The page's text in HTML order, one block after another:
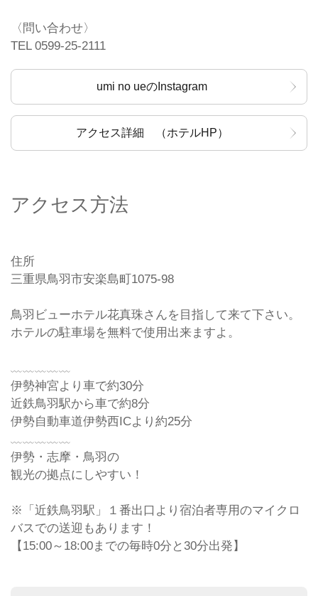
〈問い合わせ〉
TEL 0599-25-2111
umi no ueのInstagram
アクセス詳細 （ホテルHP）
アクセス方法
住所
三重県鳥羽市安楽島町1075-98
鳥羽ビューホテル花真珠さんを目指して来て下さい。
ホテルの駐車場を無料で使用出来ますよ。
﹏﹏﹏﹏﹏
伊勢神宮より車で約30分
近鉄鳥羽駅から車で約8分
伊勢自動車道伊勢西ICより約25分
﹏﹏﹏﹏﹏
伊勢・志摩・鳥羽の
観光の拠点にしやすい！
※「近鉄鳥羽駅」１番出口より宿泊者専用のマイクロ
バスでの送迎もあります！
【15:00～18:00までの毎時0分と30分出発】